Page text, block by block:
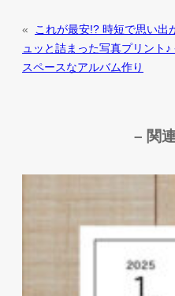
«
これが最安!? 時短で思い出
ュッと詰まった写真プリント♪
スペースなアルバム作り
– 関